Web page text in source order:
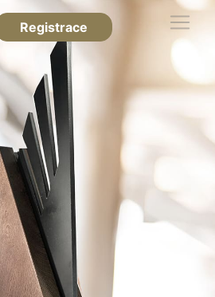
Registrace